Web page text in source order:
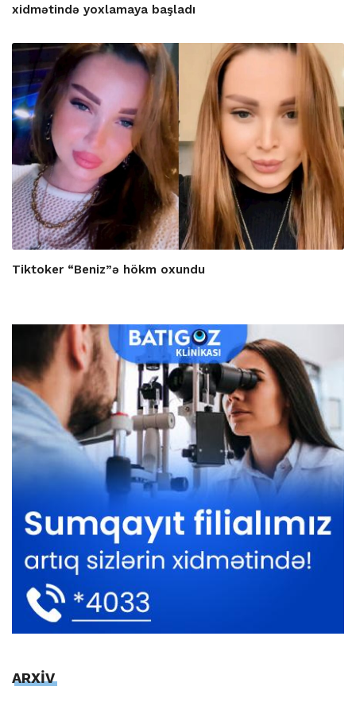
xidmətində yoxlamaya başladı
Tiktoker “Beniz”ə hökm oxundu
ARXİV